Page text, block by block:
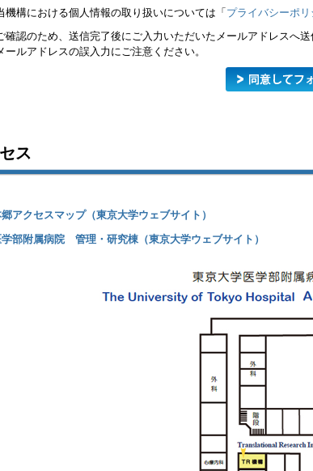
機構における個人情報の取り扱いについては「 プライバシーポリ
確認のため、送信完了後にご入力いただいたメールアドレスへ
ールアドレスの誤入力にご注意ください。
ス
アクセスマップ（東京大学ウェブサイト）
学部附属病院 管理・研究棟（東京大学ウェブサイト）